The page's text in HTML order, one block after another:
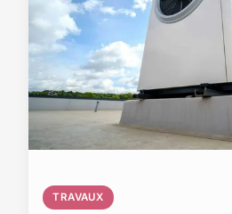
TRAVAUX